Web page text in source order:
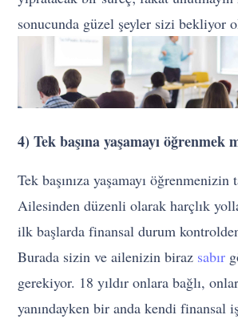
sonucunda güzel şeyler sizi bekliyor
4) Tek başına yaşamayı öğrenmek
Tek başınıza yaşamayı öğrenmenizin
Ailesinden düzenli olarak harçlık
ilk başlarda finansal durum
Burada sizin ve ailenizin biraz sabır
gerekiyor. 18 yıldır onlara bağlı,
yanındayken bir anda kendi finansal